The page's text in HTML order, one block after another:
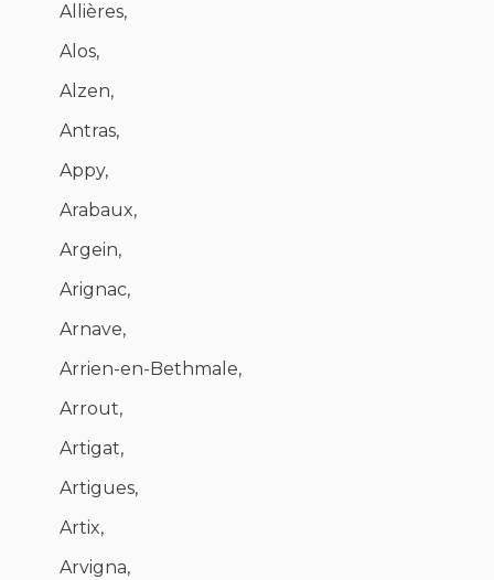
Allières,
Alos,
Alzen,
Antras,
Appy,
Arabaux,
Argein,
Arignac,
Arnave,
Arrien-en-Bethmale,
Arrout,
Artigat,
Artigues,
Artix,
Arvigna,